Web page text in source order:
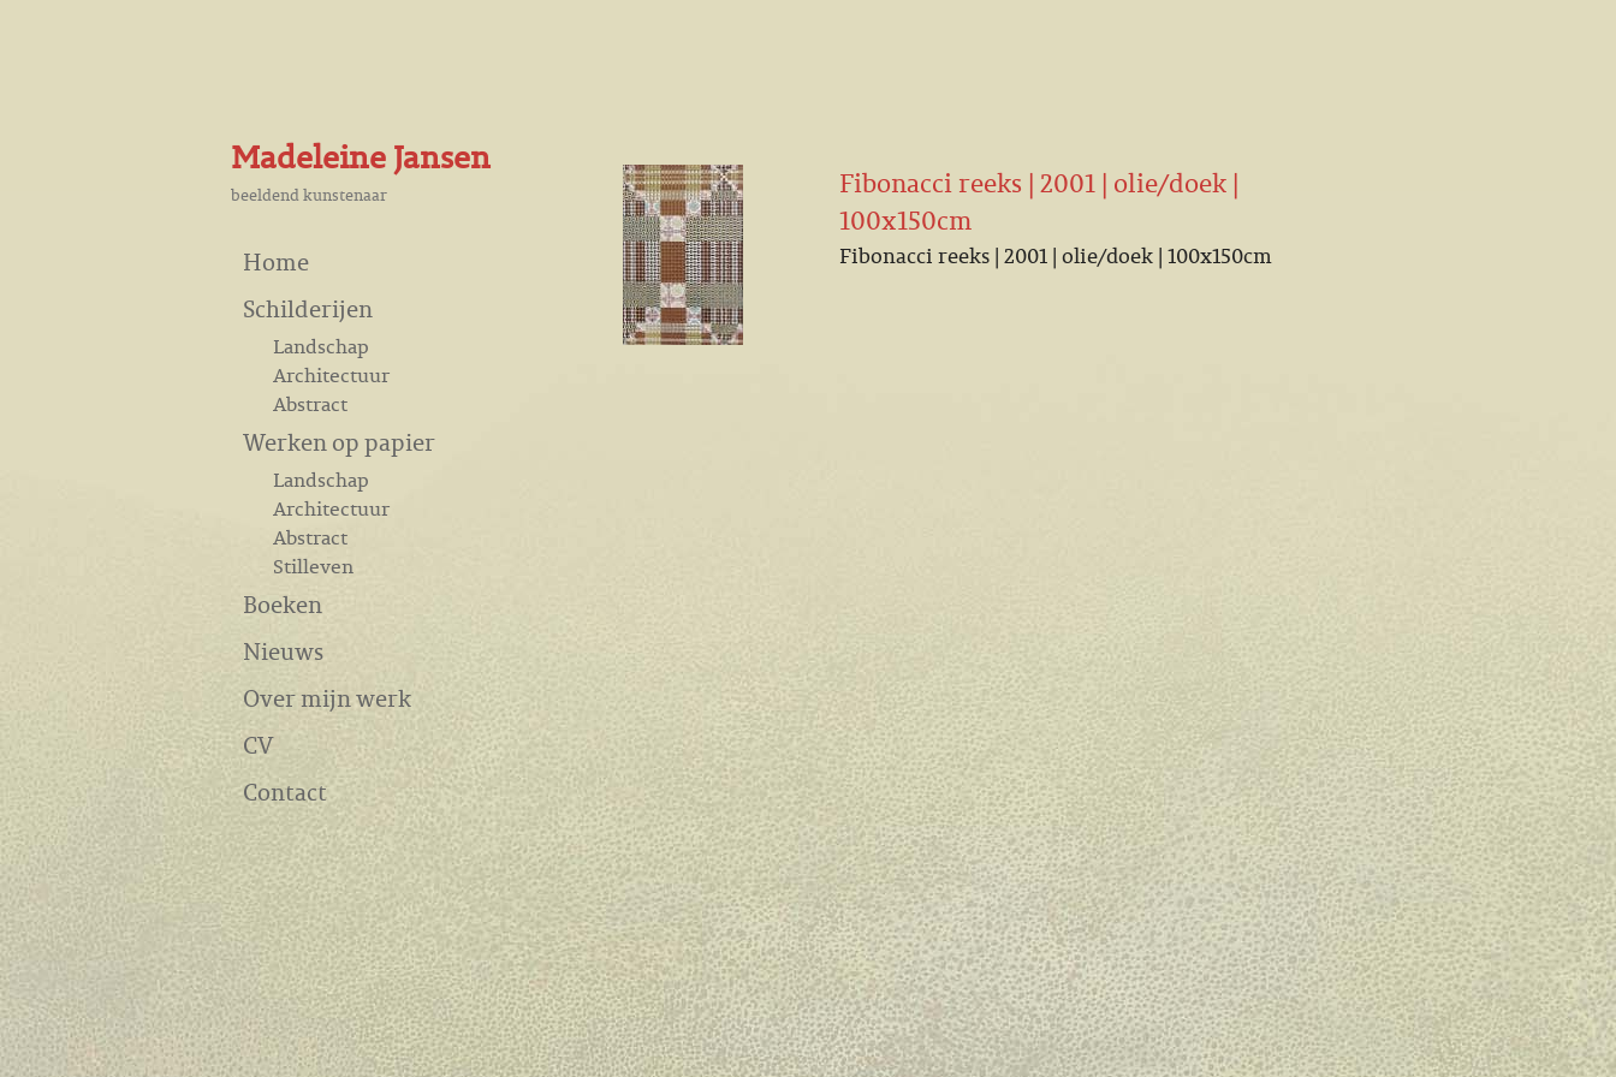
Fibonacci reeks | 2001 | olie/doek |
100x150cm
Fibonacci reeks | 2001 | olie/doek | 100x150cm
Madeleine Jansen
beeldend kunstenaar
Home
Schilderijen
Landschap
Architectuur
Abstract
Werken op papier
Landschap
Architectuur
Abstract
Stilleven
Boeken
Nieuws
Over mijn werk
CV
Contact